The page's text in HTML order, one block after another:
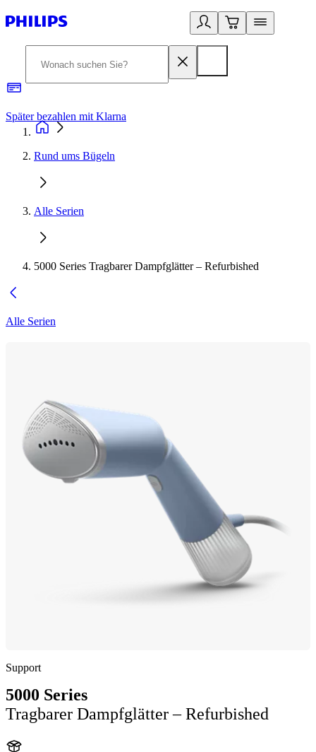
Später bezahlen mit Klarna
Rund ums Bügeln
Alle Serien
5000 Series Tragbarer Dampfglätter – Refurbished
Alle Serien
Support
5000 Series
Tragbarer Dampfglätter – Refurbished